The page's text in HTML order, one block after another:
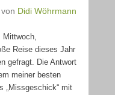
von Didi Wöhrmann
Mittwoch,
Reise dieses Jahr
gefragt. Die Antwort
meiner besten
„Missgeschick“ mit